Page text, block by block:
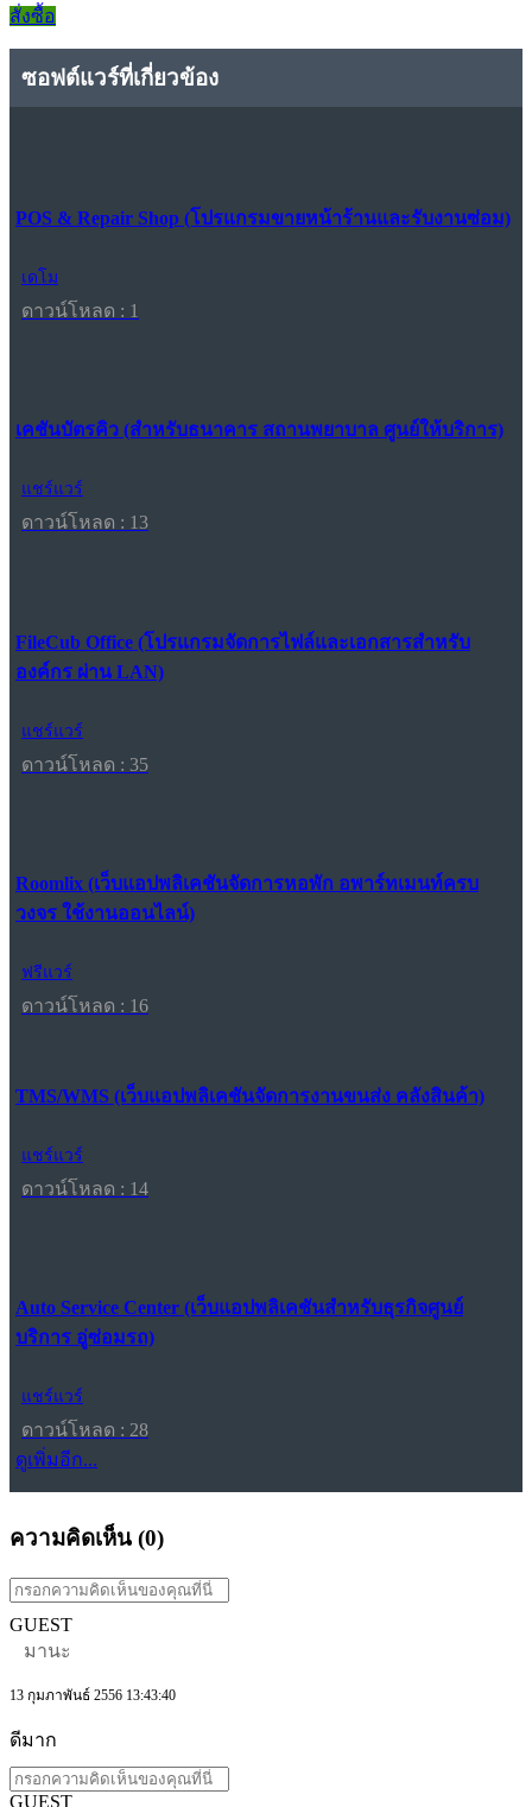
สั่งซื้อ
ซอฟต์แวร์ที่เกี่ยวข้อง
POS & Repair Shop (โปรแกรมขายหน้าร้านและรับงานซ่อม)
เดโม
ดาวน์โหลด : 1
เคชันบัตรคิว (สำหรับธนาคาร สถานพยาบาล ศูนย์ให้บริการ)
แชร์แวร์
ดาวน์โหลด : 13
FileCub Office (โปรแกรมจัดการไฟล์และเอกสารสำหรับ
องค์กร ผ่าน LAN)
แชร์แวร์
ดาวน์โหลด : 35
Roomlix (เว็บแอปพลิเคชันจัดการหอพัก อพาร์ทเมนท์ครบ
วงจร ใช้งานออนไลน์)
ฟรีแวร์
ดาวน์โหลด : 16
TMS/WMS (เว็บแอปพลิเคชันจัดการงานขนส่ง คลังสินค้า)
แชร์แวร์
ดาวน์โหลด : 14
Auto Service Center (เว็บแอปพลิเคชันสำหรับธุรกิจศูนย์
บริการ อู่ซ่อมรถ)
แชร์แวร์
ดาวน์โหลด : 28
ดูเพิ่มอีก...
ความคิดเห็น (0)
GUEST
มานะ
13 กุมภาพันธ์ 2556 13:43:40
ดีมาก
GUEST